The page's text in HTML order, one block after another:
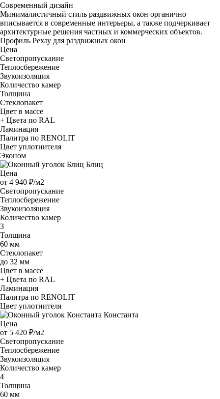
Современный дизайн
Минималистичный стиль раздвижных окон органично
вписывается в современные интерьеры, а также подчеркивает
архитектурные решения частных и коммерческих объектов.
Профиль Рехау для раздвижных окон
Цена
Светопропускание
Теплосбережение
Звукоизоляция
Количество камер
Толщина
Стеклопакет
Цвет в массе
+ Цвета по RAL
Ламинация
Палитра по RENOLIT
Цвет уплотнителя
Эконом
Блиц
Цена
от 4 940 ₽/м2
Светопропускание
Теплосбережение
Звукоизоляция
Количество камер
3
Толщина
60 мм
Стеклопакет
до 32 мм
Цвет в массе
+ Цвета по RAL
Ламинация
Палитра по RENOLIT
Цвет уплотнителя
Константа
Цена
от 5 420 ₽/м2
Светопропускание
Теплосбережение
Звукоизоляция
Количество камер
4
Толщина
60 мм